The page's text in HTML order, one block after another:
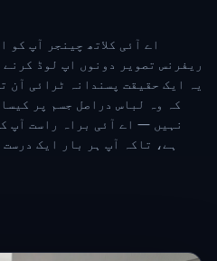
اے آئی کلاتھ چینجر آپ
ریفرنس تصویر دونوں اپ لوڈ
یہ ایک حقیقت پسندانہ ٹرائی آن
کہ وہ لباس دراصل جسم پر
نہیں — اے آئی براہ راست آپ
ہے، تاکہ آپ ہر بار ایک